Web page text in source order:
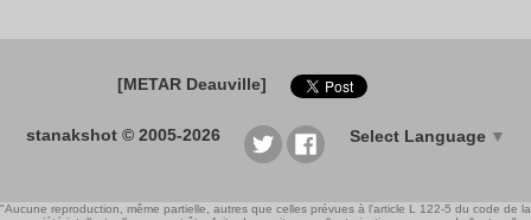
[METAR Deauville]
stanakshot © 2005-2026 Select Language ▼
"Aucune reproduction, même partielle, autres que celles prévues à l'article L 122-5 du code de la